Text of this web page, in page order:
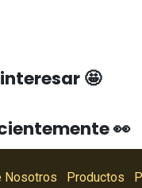
🤩
👀
Nosotros Productos